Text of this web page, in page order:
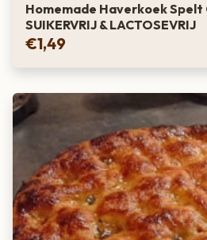
Homemade Haverkoek Spelt
SUIKERVRIJ & LACTOSEVRIJ
€1,49